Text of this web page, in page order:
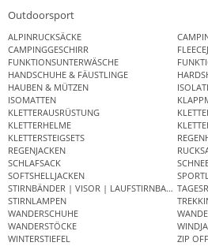
Outdoorsport
ALPINRUCKSÄCKE
CAMPINGGESCHIRR
FUNKTIONSUNTERWÄSCHE
HANDSCHUHE & FÄUSTLINGE
HAUBEN & MÜTZEN
ISOMATTEN
KLETTERAUSRÜSTUNG
KLETTERHELME
KLETTERSTEIGSETS
REGENJACKEN
SCHLAFSACK
SOFTSHELLJACKEN
STIRNBÄNDER | VISOR | LAUFSTIRNBAND
STIRNLAMPEN
WANDERSCHUHE
WANDERSTÖCKE
WINTERSTIEFEL
ZIP